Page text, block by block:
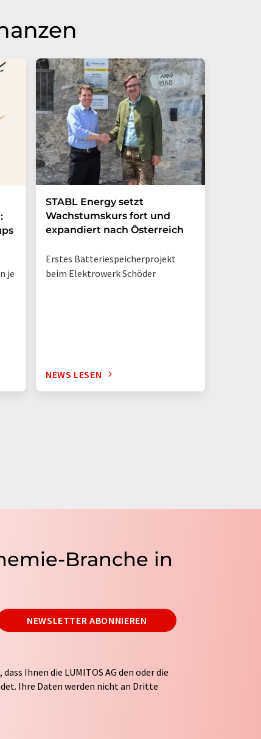
je
STABL Energy setzt
Wachstumskurs fort und
expandiert nach Österreich
Erstes Batteriespeicherprojekt
beim Elektrowerk Schöder
NEWS LESEN
Branche in
NEWSLETTER ABONNIEREN
Ihnen die LUMITOS AG den oder die
Ihre Daten werden nicht an Dritte
Daten durch die LUMITOS AG erfolgt